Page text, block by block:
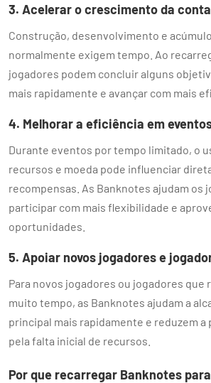
3. Acelerar o crescimento da conta
Construção, desenvolvimento e
normalmente exigem tempo. Ao
jogadores podem concluir alguns
mais rapidamente e avançar com mais
4. Melhorar a eficiência em
Durante eventos por tempo limitado, o
recursos e moeda pode influenciar
recompensas. As Banknotes ajudam os
participar com mais flexibilidade e
oportunidades.
5. Apoiar novos jogadores e
Para novos jogadores ou jogadores que
muito tempo, as Banknotes ajudam a
principal mais rapidamente e reduzem a
pela falta inicial de recursos.
Por que recarregar Banknotes